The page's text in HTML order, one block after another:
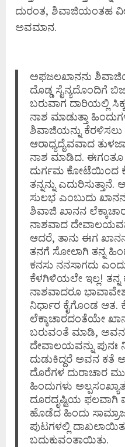
ದುರಂತ, ಶಿವಾಜಿಯಂತಹ
ಅವಮಾನ.
ಅಫಜಲಖಾನನು
ದೊಡ್ಡ ಸೈನ್ಯದೊಂದಿಗೆ
ಬರುವಾಗ ದಾರಿಯಲ್ಲಿ
ನಾಶ ಮಾಡುತ್ತಾ
ಶಿವಾಜಿಯನ್ನು
ಆರಾಧ್ಯದೈವವಾದ
ನಾಶ ಮಾಡಿದ. ಈಗಂತೂ
ದುರ್ಗಮ ಕೋಟೆಯಿಂದ
ತನ್ನನ್ನು
ಸುಲಭ ಎಂಬುದು ಖಾನನ
ಶಿವಾಜಿ ಖಾನನ
ನಾಶವಾದ
ಆದರೆ, ತಾನು ಈಗ
ತನಗೆ ಸೋಲಾಗಿ ತನ್ನ
ಕನಸು ನನಸಾಗದು
ಕೆಳಗಿಳಿಯಲೇ ಇಲ್ಲ!
ನಾಶವಾದರೂ
ನಿರ್ಧಾರ ಕೈಗೊಂಡ ಆತ.
ಲೆಕ್ಕಾಚಾರದಂತೆಯೇ
ಬರುವಂತೆ ಮಾಡಿ,
ದೇವಾಲಯವನ್ನು
ದುಡುಕಿದ್ದರೆ ಅವನ ಕತೆ
ದೊರೆಗಳ ದುರಾಚಾರ
ಹಿಂದುಗಳು
ದೂರದೃಷ್ಟಿಯ ಫಲವಾಗಿ
ಹೊಡೆದ ಹಿಂದು
ಪುಟಗಳಲ್ಲಿ
ಬದುಕುವಂತಾಯಿತು.